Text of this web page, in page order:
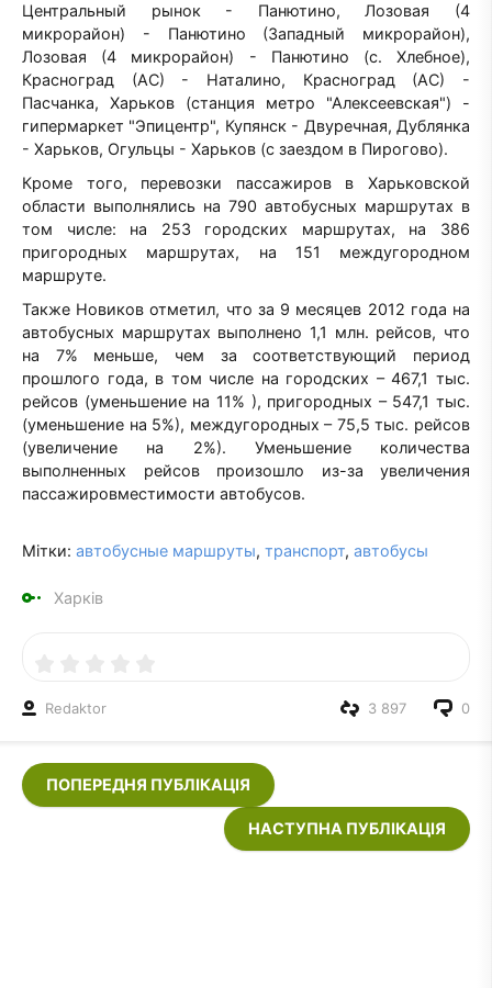
Центральный рынок - Панютино, Лозовая (4
микрорайон) - Панютино (Западный микрорайон),
Лозовая (4 микрорайон) - Панютино (с. Хлебное),
Красноград (АС) - Наталино, Красноград (АС) -
Пасчанка, Харьков (станция метро "Алексеевская") -
гипермаркет "Эпицентр", Купянск - Двуречная, Дублянка
- Харьков, Огульцы - Харьков (с заездом в Пирогово).
Кроме того, перевозки пассажиров в Харьковской
области выполнялись на 790 автобусных маршрутах в
том числе: на 253 городских маршрутах, на 386
пригородных маршрутах, на 151 междугородном
маршруте.
Также Новиков отметил, что за 9 месяцев 2012 года на
автобусных маршрутах выполнено 1,1 млн. рейсов, что
на 7% меньше, чем за соответствующий период
прошлого года, в том числе на городских – 467,1 тыс.
рейсов (уменьшение на 11% ), пригородных – 547,1 тыс.
(уменьшение на 5%), междугородных – 75,5 тыс. рейсов
(увеличение на 2%). Уменьшение количества
выполненных рейсов произошло из-за увеличения
пассажировместимости автобусов.
Мітки: автобусные маршруты, транспорт, автобусы
Харків
Redaktor 0
3 897
ПОПЕРЕДНЯ ПУБЛІКАЦІЯ
НАСТУПНА ПУБЛІКАЦІЯ